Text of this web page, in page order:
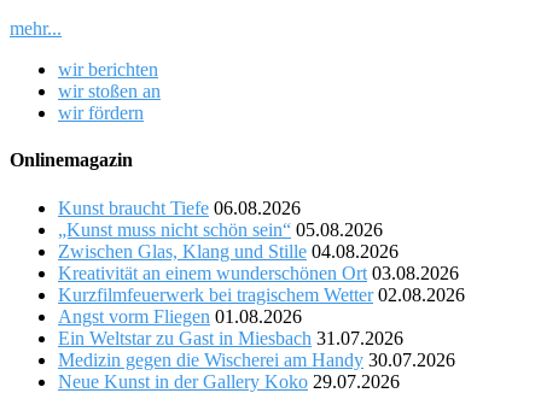
mehr...
wir berichten
wir stoßen an
wir fördern
Onlinemagazin
Kunst braucht Tiefe 06.08.2026
„Kunst muss nicht schön sein“ 05.08.2026
Zwischen Glas, Klang und Stille 04.08.2026
Kreativität an einem wunderschönen Ort 03.08.2026
Kurzfilmfeuerwerk bei tragischem Wetter 02.08.2026
Angst vorm Fliegen 01.08.2026
Ein Weltstar zu Gast in Miesbach 31.07.2026
Medizin gegen die Wischerei am Handy 30.07.2026
Neue Kunst in der Gallery Koko 29.07.2026